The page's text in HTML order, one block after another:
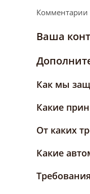
Комментарии
Ваша
Как мы
Какие
От каких
Какие